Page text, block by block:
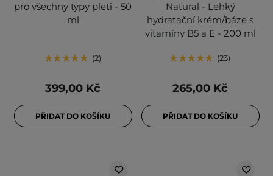
pro všechny typy pleti - 50
ml
2
399,00 Kč
PŘIDAT DO KOŠÍKU
Natural - Lehký
hydratační krém/báze s
vitamíny B5 a E - 200 ml
23
265,00 Kč
PŘIDAT DO KOŠÍKU